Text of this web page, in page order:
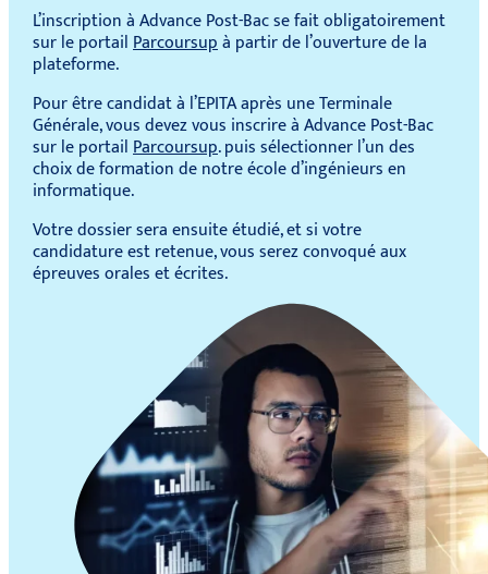
L’inscription à Advance Post-Bac se fait obligatoirement
sur le portailParcoursupà partir de l’ouverture de la
plateforme.
Pour être candidat à l’EPITA après une Terminale
Générale, vous devez vous inscrire à Advance Post-Bac
sur le portailParcoursup. puis sélectionner l’un des
choix de formation de notre école d’ingénieurs en
informatique.
Votre dossier sera ensuite étudié, et si votre
candidature est retenue, vous serez convoqué aux
épreuves orales et écrites.